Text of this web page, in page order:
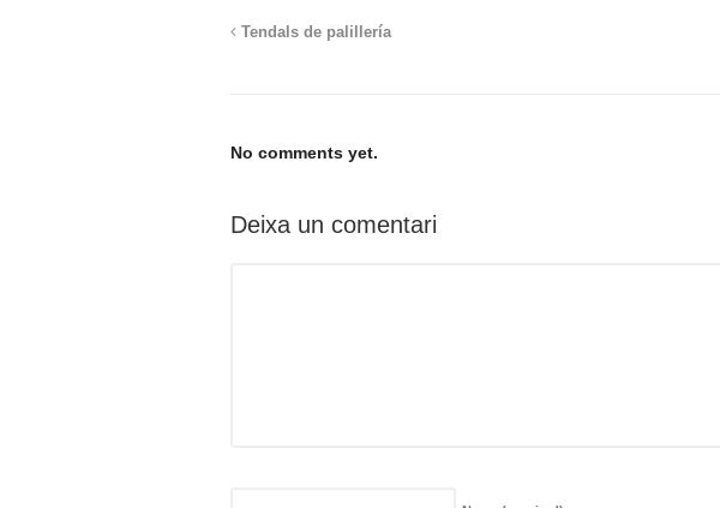
Tendals de palillería
No comments yet.
Deixa un comentari